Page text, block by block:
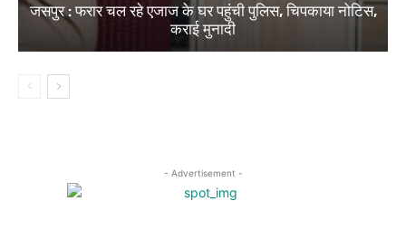
जसपुर : फरार चल रहे एजाज के घर पहुंची पुलिस, चिपकाया नोटिस,
कराई मुनादी
- Advertisement -